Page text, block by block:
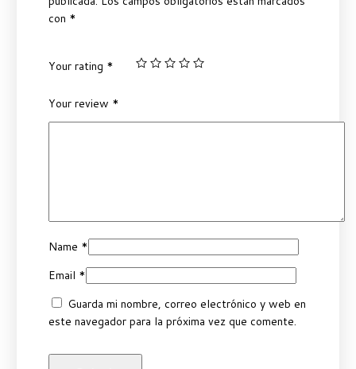
con *
Your rating *
Your review *
Name *
Email *
Guarda mi nombre, correo electrónico y web en
este navegador para la próxima vez que comente.